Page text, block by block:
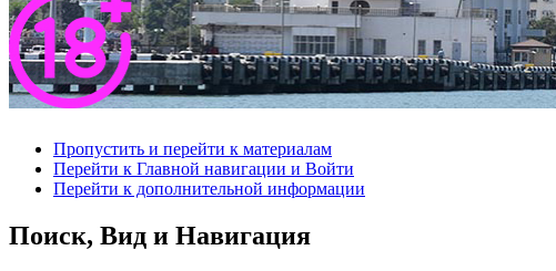
Пропустить и перейти к материалам
Перейти к Главной навигации и Войти
Перейти к дополнительной информации
Поиск, Вид и Навигация